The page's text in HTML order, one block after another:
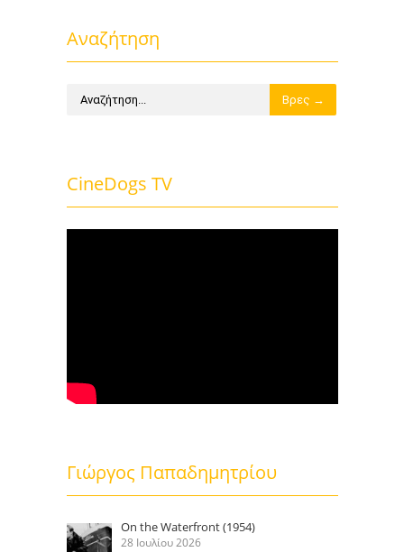
Αναζήτηση
CineDogs TV
Γιώργος Παπαδημητρίου
On the Waterfront (1954)
28 Ιουλίου 2026